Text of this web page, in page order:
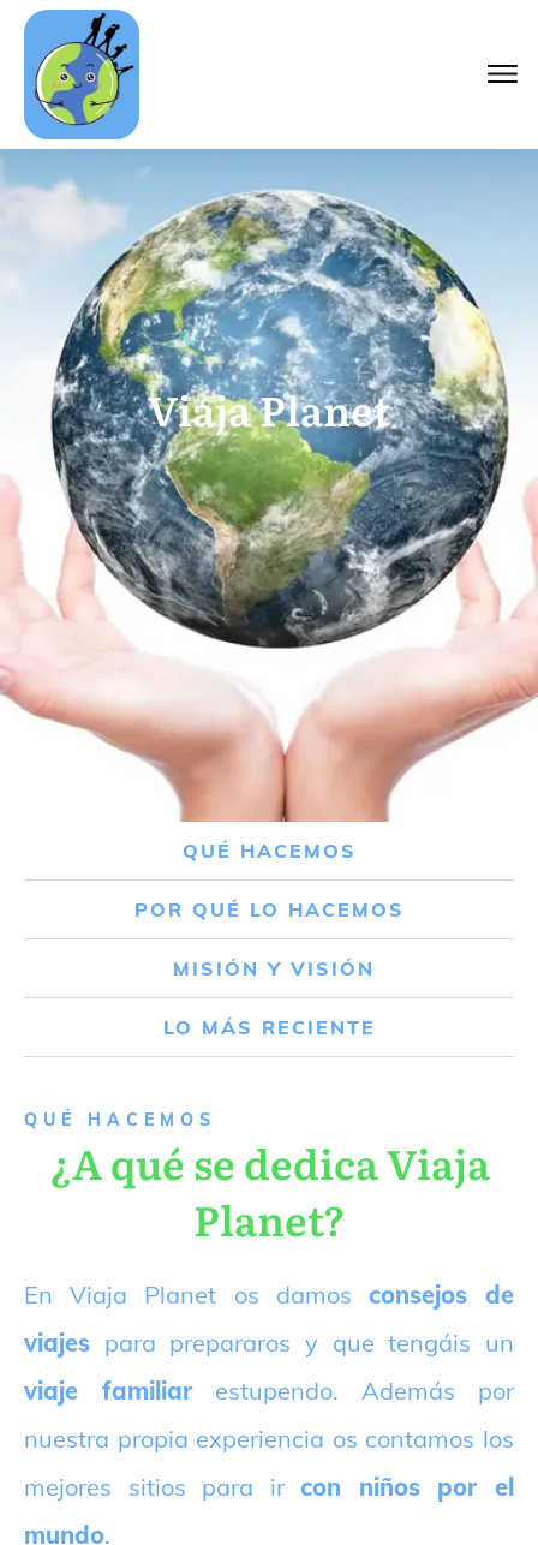
Viaja Planet
QUÉ HACEMOS
POR QUÉ LO HACEMOS
MISIÓN Y VISIÓN
LO MÁS RECIENTE
QUÉ HACEMOS
¿A qué se dedica Viaja
Planet?
En Viaja Planet os damos consejos de
viajes para prepararos y que tengáis un
viaje familiarestupendo. Además por
nuestra propia experiencia os contamos los
mejores sitios para ircon niños por el
mundo.